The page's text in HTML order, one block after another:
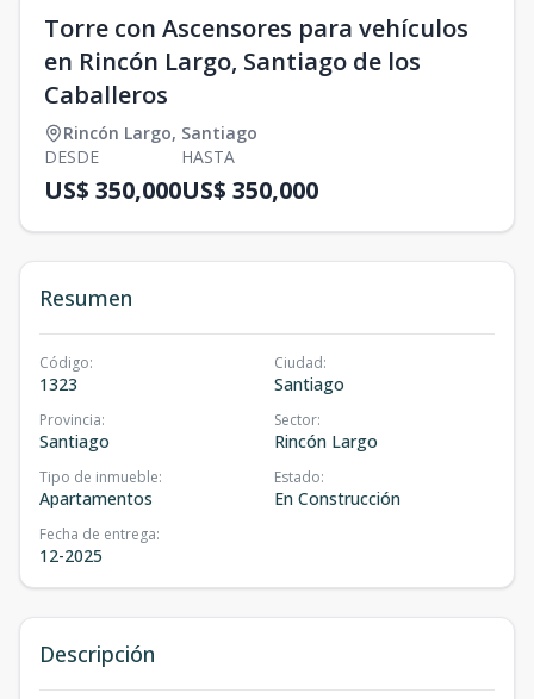
Torre con Ascensores para vehículos
en Rincón Largo, Santiago de los
Caballeros
Rincón Largo, Santiago
DESDE
US$ 350,000
HASTA
US$ 350,000
Resumen
Código:
1323
Ciudad:
Santiago
Provincia:
Santiago
Sector:
Rincón Largo
Tipo de inmueble:
Apartamentos
Estado:
En Construcción
Fecha de entrega:
12-2025
Descripción